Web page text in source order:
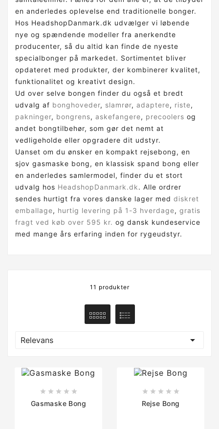
en anderledes oplevelse end traditionelle bonger.
Hos HeadshopDanmark.dk udvælger vi løbende
nye og spændende modeller fra anerkendte
producenter, så du altid kan finde de nyeste
specialbonger på markedet. Sortimentet bliver
opdateret med produkter, der kombinerer kvalitet,
funktionalitet og kreativt design.
Ud over selve bongen finder du også et bredt
udvalg af bonghoveder, slamrør, adaptere, riste,
pakninger, bongrens, askefangere, precoolers og
andet bongtilbehør, som gør det nemt at
vedligeholde eller opgradere dit udstyr.
Uanset om du ønsker en kompakt rejsebong, en
sjov gasmaske bong, en klassisk spand bong eller
en anderledes samlermodel, finder du et stort
udvalg hos HeadshopDanmark.dk. Alle ordrer
sendes hurtigt fra vores danske lager med diskret
emballage, hurtig levering på 1-3 hverdage, gratis
fragt ved køb over 595 kr. og dansk kundeservice
med mange års erfaring inden for rygeudstyr.
11 produkter
Relevans 
    
Gasmaske Bong
    
Rejse Bong